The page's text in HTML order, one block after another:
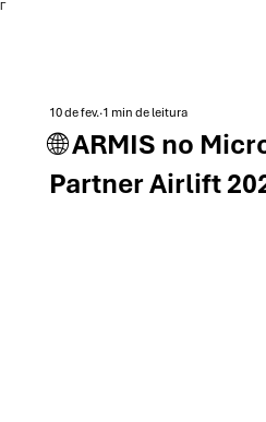
Γ
🌐 ARMIS no
Partner Airlift
10 de fev. 1 min de leitura